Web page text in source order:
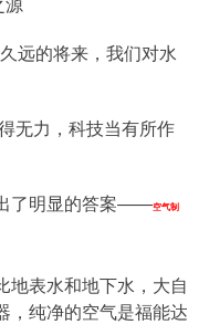
远的将来，我们对水
无力，科技当有所作
了明显的答案——空气制
地表水和地下水，大自
，纯净的空气是福能达